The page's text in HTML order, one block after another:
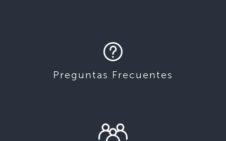
Preguntas Frecuentes